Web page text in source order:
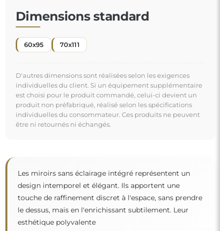
Dimensions standard
60x95 70x111
D'autres dimensions sont réalisées selon les exigences
individuelles du client. Si un équipement supplémentaire
est choisi pour le produit commandé, celui-ci devient un
produit non préfabriqué, réalisé selon les spécifications
individuelles du consommateur. Ces produits ne peuvent
être ni retournés ni échangés.
Les miroirs sans éclairage intégré représentent un
design intemporel et élégant. Ils apportent une
touche de raffinement discret à l'espace, sans prendre
le dessus, mais en l'enrichissant subtilement. Leur
esthétique polyvalente